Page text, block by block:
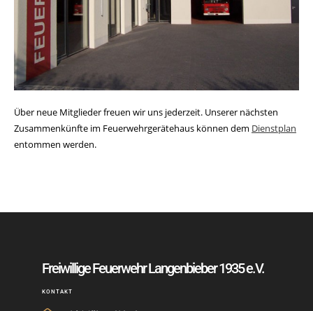
Über neue Mitglieder freuen wir uns jederzeit. Unserer nächsten
Zusammenkünfte im Feuerwehrgerätehaus können dem Dienstplan
entommen werden.
Freiwillige Feuerwehr Langenbieber 1935 e.V.
KONTAKT